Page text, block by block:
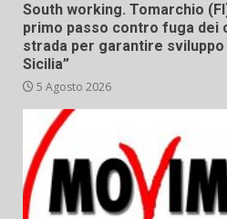
South working. Tomarchio
primo passo contro fuga dei
strada per garantire
Sicilia”
5 Agosto 2026